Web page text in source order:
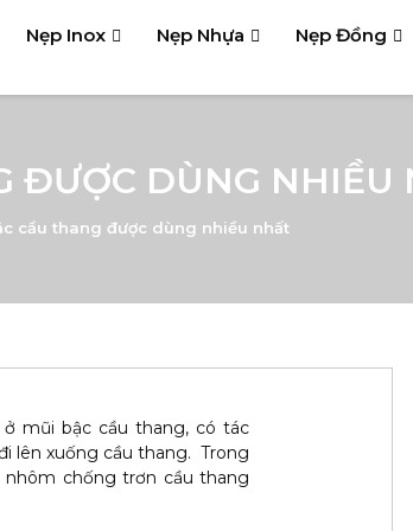
Nẹp Inox Nẹp Nhựa Nẹp Đồng
ĐƯỢC DÙNG NHIỀU
cầu thang được dùng nhiều nhất
ở mũi bậc cầu thang, có tác
lên xuống cầu thang. Trong
chống trơn cầu thang